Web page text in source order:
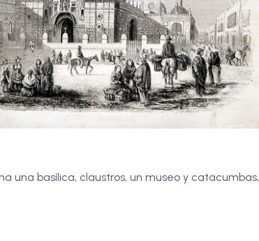
una basílica, claustros, un museo y catacumbas,